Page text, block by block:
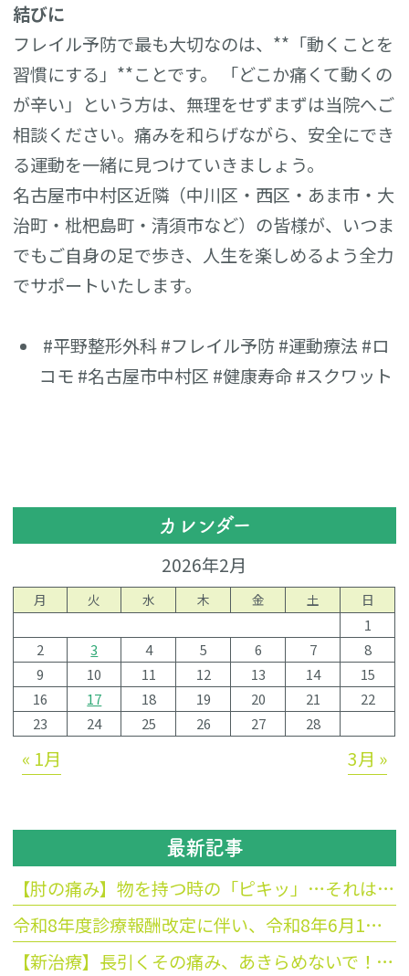
結びに
フレイル予防で最も大切なのは、**「動くことを
習慣にする」**ことです。 「どこか痛くて動くの
が辛い」という方は、無理をせずまずは当院へご
相談ください。痛みを和らげながら、安全にでき
る運動を一緒に見つけていきましょう。
名古屋市中村区近隣（中川区・西区・あま市・大
治町・枇杷島町・清須市など）の皆様が、いつま
でもご自身の足で歩き、人生を楽しめるよう全力
でサポートいたします。
#平野整形外科 #フレイル予防 #運動療法 #ロ
コモ #名古屋市中村区 #健康寿命 #スクワット
カレンダー
2026年2月
月 火 水 木 金 土 日
1
2
3 4 5 6 7
8
9
10 11 12 13 14
15
16
17 18 19 20 21
22
23
24 25 26 27 28
« 1月 3月 »
最新記事
【肘の痛み】物を持つ時の「ピキッ」…それはテニス肘かも？最新の衝撃波治療をご紹介
令和8年度診療報酬改定に伴い、令和8年6月1日から保険点数が変更になることの案内をお願いします
【新治療】長引くその痛み、あきらめないで！「拡散型衝撃波」を導入しました